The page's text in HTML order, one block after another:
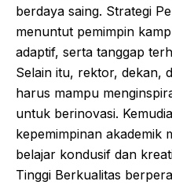
berdaya saing. Strategi
menuntut pemimpin
adaptif, serta tanggap
Selain itu, rektor, dekan,
harus mampu
untuk berinovasi.
kepemimpinan akademik
belajar kondusif dan
Tinggi Berkualitas